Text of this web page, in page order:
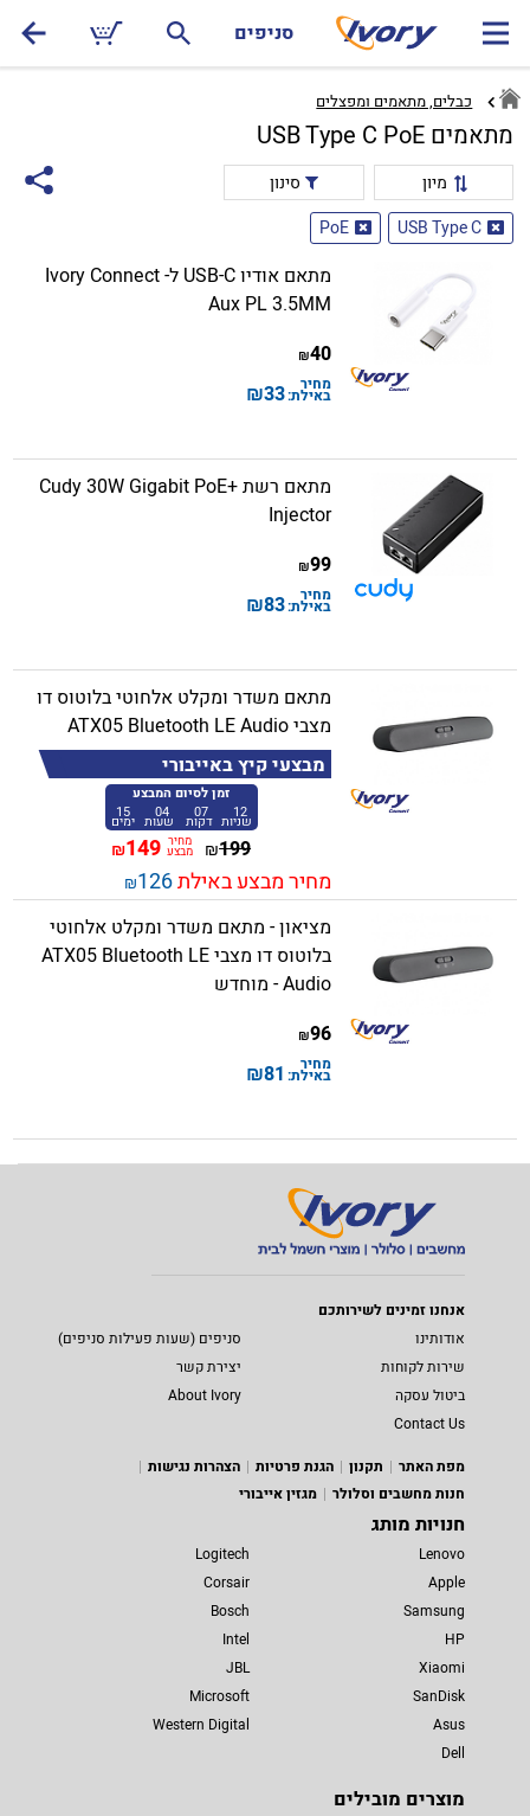
סניפים
כבלים, מתאמים ומפצלים
מתאמים USB Type C PoE
מיון
סינון
USB Type C
PoE
מתאם אודיו USB-C ל- Ivory Connect
Aux PL 3.5MM
40
₪
מחיר
באילת:33
₪
מתאם רשת Cudy 30W Gigabit PoE+
Injector
99
₪
מחיר
באילת:83
₪
מתאם משדר ומקלט אלחוטי בלוטוס דו
מצבי ATX05 Bluetooth LE Audio
מבצעי קיץ באייבורי
זמן לסיום המבצע
12
שניות 07
דקות 04
שעות 15
ימים
199
₪ מחיר
מבצע 149
₪
מחיר מבצע באילת126
₪
מציאון - מתאם משדר ומקלט אלחוטי
בלוטוס דו מצבי ATX05 Bluetooth LE
Audio - מוחדש
96
₪
מחיר
באילת: 81
₪
אנחנו זמינים לשירותכם
אודותינו
סניפים (שעות פעילות סניפים)
שירות לקוחות
יצירת קשר
ביטול עסקה
About Ivory
Contact Us
מפת האתר
תקנון הגנת פרטיות
הצהרות נגישות
חנות מחשבים וסלולר
מגזין אייבורי
חנויות מותג
Lenovo
Apple
Samsung
HP
Xiaomi
SanDisk
Asus
Dell
Logitech
Corsair
Bosch
Intel
JBL
Microsoft
Western Digital
מוצרים מובילים